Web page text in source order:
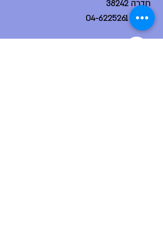
חדרה 38242
טלפון:04-6225261